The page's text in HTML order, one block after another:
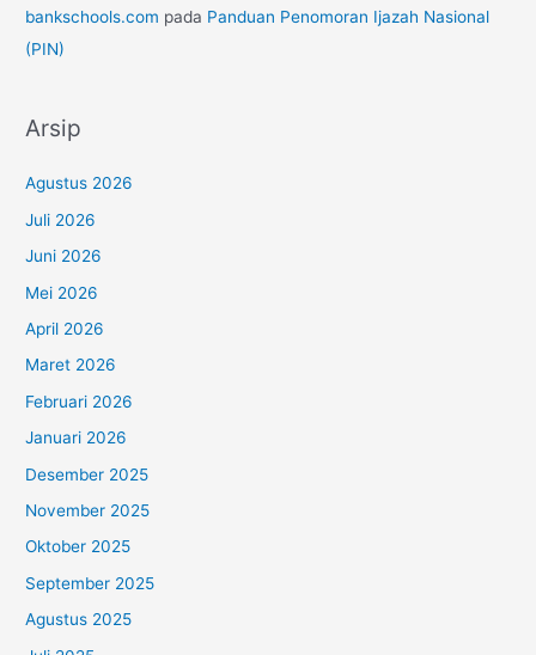
bankschools.com pada Panduan Penomoran Ijazah Nasional
(PIN)
Arsip
Agustus 2026
Juli 2026
Juni 2026
Mei 2026
April 2026
Maret 2026
Februari 2026
Januari 2026
Desember 2025
November 2025
Oktober 2025
September 2025
Agustus 2025